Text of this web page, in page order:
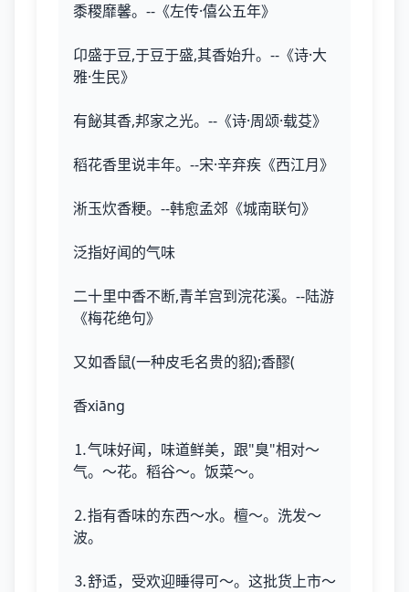
黍稷靡馨。--《左传·僖公五年》
卬盛于豆,于豆于盛,其香始升。--《诗·大
雅·生民》
有飶其香,邦家之光。--《诗·周颂·载芟》
稻花香里说丰年。--宋·辛弃疾《西江月》
淅玉炊香粳。--韩愈孟郊《城南联句》
泛指好闻的气味
二十里中香不断,青羊宫到浣花溪。--陆游
《梅花绝句》
又如香鼠(一种皮毛名贵的貂);香醪(
香xiāng
⒈气味好闻，味道鲜美，跟"臭"相对～
气。～花。稻谷～。饭菜～。
⒉指有香味的东西～水。檀～。洗发～
波。
⒊舒适，受欢迎睡得可～。这批货上市～